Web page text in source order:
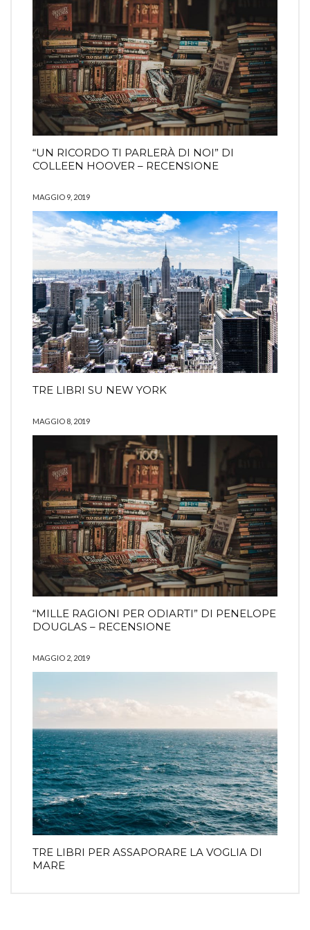
“UN RICORDO TI PARLERÀ DI NOI” DI
COLLEEN HOOVER – RECENSIONE
MAGGIO 9, 2019
TRE LIBRI SU NEW YORK
MAGGIO 8, 2019
“MILLE RAGIONI PER ODIARTI” DI PENELOPE
DOUGLAS – RECENSIONE
MAGGIO 2, 2019
TRE LIBRI PER ASSAPORARE LA VOGLIA DI
MARE